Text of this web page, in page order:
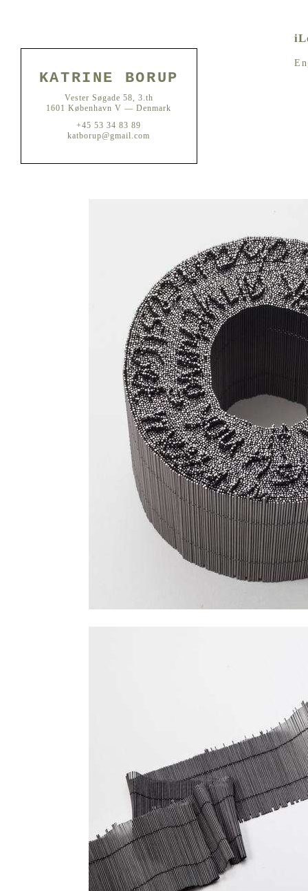
KATRINE BORUP
Vester Søgade 58, 3.th
1601 København V — Denmark
+45 53 34 83 89
katborup@gmail.com